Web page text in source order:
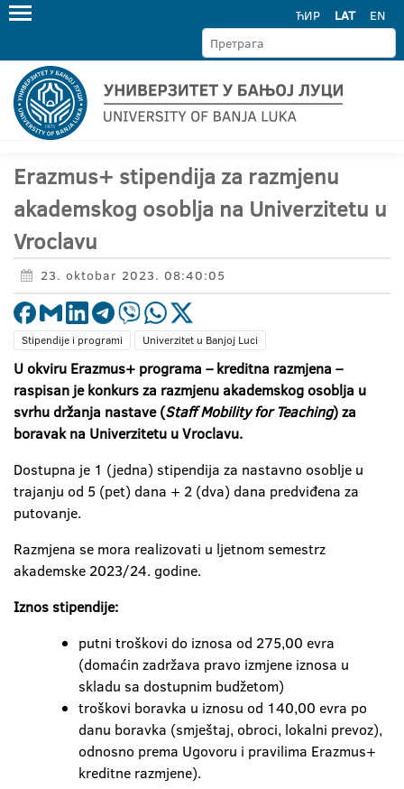
ЋИР LAT EN
Erazmus+ stipendija za razmjenu
akademskog osoblja na Univerzitetu u
Vroclavu
23. oktobar 2023. 08:40:05
Stipendije i programi Univerzitet u Banjoj Luci
U okviru Erazmus+ programa – kreditna razmjena –
raspisan je konkurs za razmjenu akademskog osoblja u
svrhu držanja nastave (Staff Mobility for Teaching) za
boravak na Univerzitetu u Vroclavu.
Dostupna je 1 (jedna) stipendija za nastavno osoblje u
trajanju od 5 (pet) dana + 2 (dva) dana predviđena za
putovanje.
Razmjena se mora realizovati u ljetnom semestrz
akademske 2023/24. godine.
Iznos stipendije:
putni troškovi do iznosa od 275,00 evra
(domaćin zadržava pravo izmjene iznosa u
skladu sa dostupnim budžetom)
troškovi boravka u iznosu od 140,00 evra po
danu boravka (smještaj, obroci, lokalni prevoz),
odnosno prema Ugovoru i pravilima Erazmus+
kreditne razmjene).